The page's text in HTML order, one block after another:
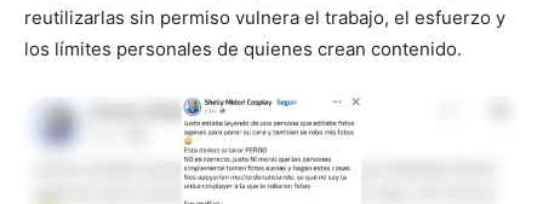
reutilizarlas sin permiso vulnera el trabajo, el esfuerzo y
los límites personales de quienes crean contenido.